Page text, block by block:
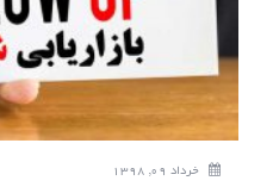
خرداد 09, 1398